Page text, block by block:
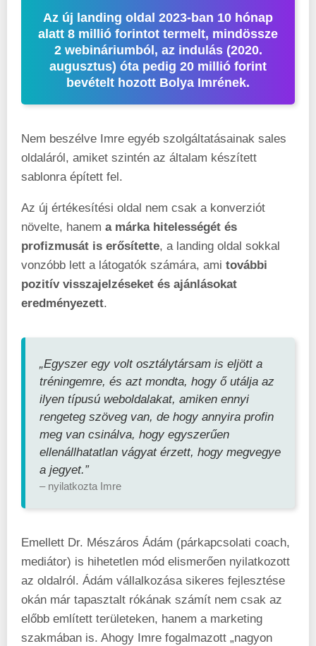
Az új landing oldal 2023-ban 10 hónap
alatt 8 millió forintot termelt, mindössze
2 webináriumból, az indulás (2020.
augusztus) óta pedig 20 millió forint
bevételt hozott Bolya Imrének.
Nem beszélve Imre egyéb szolgáltatásainak sales
oldaláról, amiket szintén az általam készített
sablonra épített fel.
Az új értékesítési oldal nem csak a konverziót
növelte, hanem a márka hitelességét és
profizmusát is erősítette, a landing oldal sokkal
vonzóbb lett a látogatók számára, ami további
pozitív visszajelzéseket és ajánlásokat
eredményezett.
„Egyszer egy volt osztálytársam is eljött a
tréningemre, és azt mondta, hogy ő utálja az
ilyen típusú weboldalakat, amiken ennyi
rengeteg szöveg van, de hogy annyira profin
meg van csinálva, hogy egyszerűen
ellenállhatatlan vágyat érzett, hogy megvegye
a jegyet.”
– nyilatkozta Imre
Emellett Dr. Mészáros Ádám (párkapcsolati coach,
mediátor) is hihetetlen mód elismerően nyilatkozott
az oldalról. Ádám vállalkozása sikeres fejlesztése
okán már tapasztalt rókának számít nem csak az
előbb említett területeken, hanem a marketing
szakmában is. Ahogy Imre fogalmazott „nagyon